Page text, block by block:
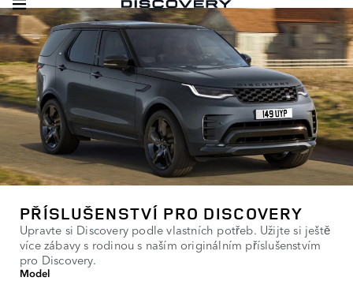
PŘÍSLUŠENSTVÍ PRO DISCOVERY
Upravte si Discovery podle vlastních potřeb. Užijte si ještě
více zábavy s rodinou s naším originálním příslušenstvím
pro Discovery.
Model